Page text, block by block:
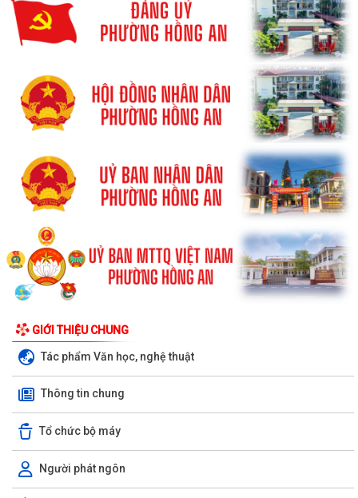
GIỚI THIỆU CHUNG
Tác phẩm Văn học, nghệ thuật
Thông tin chung
Tổ chức bộ máy
Người phát ngôn